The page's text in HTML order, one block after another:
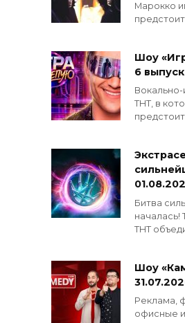
Марокко
Шоу
6
ТНТ, в
предстоит
Битва
началась!
ТНТ
Шоу
Реклама,
офисные